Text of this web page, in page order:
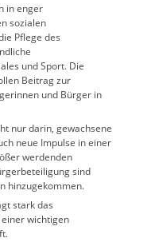
in enger
sozialen
Pflege des
und Sport. Die
Beitrag zur
und Bürger in
nur darin, gewachsene
neue Impulse in einer
werdenden
sind
hinzugekommen.
stark das
wichtigen